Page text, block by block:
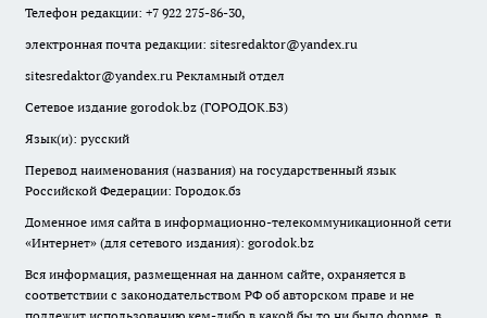
Телефон редакции: +7 922 275-86-30,
электронная почта редакции: sitesredaktor@yandex.ru
sitesredaktor@yandex.ru Рекламный отдел
Сетевое издание gorodok.bz (ГОРОДОК.БЗ)
Язык(и): русский
Перевод наименования (названия) на государственный язык
Российской Федерации: Городок.бз
Доменное имя сайта в информационно-телекоммуникационной сети
«Интернет» (для сетевого издания): gorodok.bz
Вся информация, размещенная на данном сайте, охраняется в
соответствии с законодательством РФ об авторском праве и не